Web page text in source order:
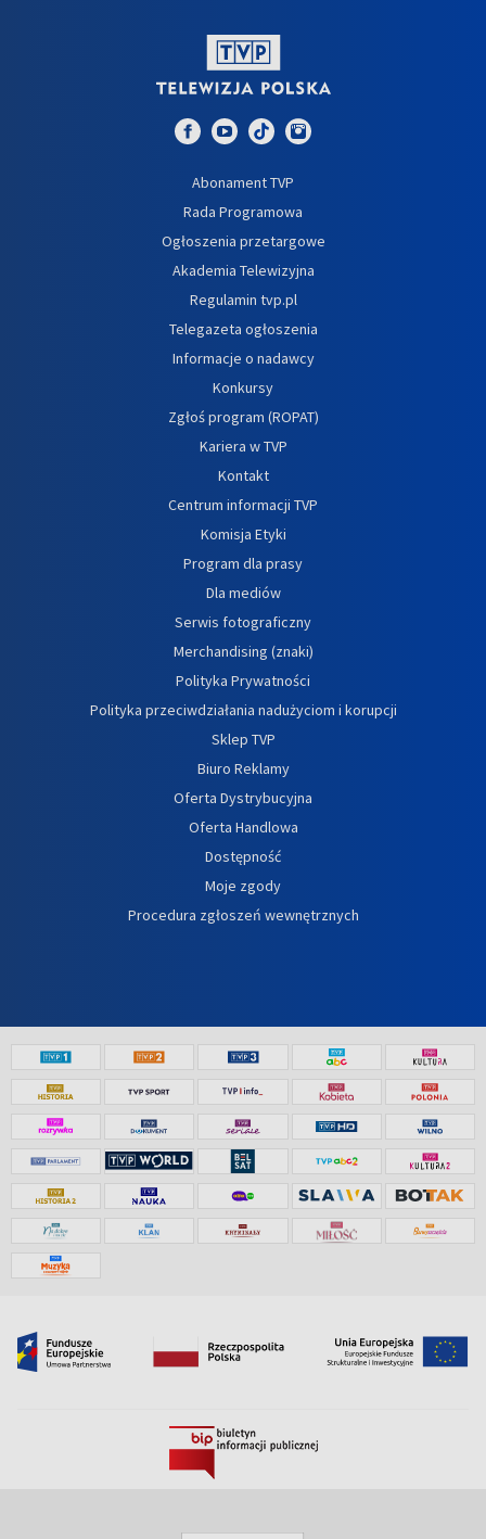
Abonament TVP
Rada Programowa
Ogłoszenia przetargowe
Akademia Telewizyjna
Regulamin tvp.pl
Telegazeta ogłoszenia
Informacje o nadawcy
Konkursy
Zgłoś program (ROPAT)
Kariera w TVP
Kontakt
Centrum informacji TVP
Komisja Etyki
Program dla prasy
Dla mediów
Serwis fotograficzny
Merchandising (znaki)
Polityka Prywatności
Polityka przeciwdziałania nadużyciom i korupcji
Sklep TVP
Biuro Reklamy
Oferta Dystrybucyjna
Oferta Handlowa
Dostępność
Moje zgody
Procedura zgłoszeń wewnętrznych